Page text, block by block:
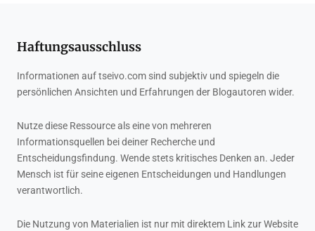
Haftungsausschluss
Informationen auf tseivo.com sind subjektiv und spiegeln die
persönlichen Ansichten und Erfahrungen der Blogautoren wider.
Nutze diese Ressource als eine von mehreren
Informationsquellen bei deiner Recherche und
Entscheidungsfindung. Wende stets kritisches Denken an. Jeder
Mensch ist für seine eigenen Entscheidungen und Handlungen
verantwortlich.
Die Nutzung von Materialien ist nur mit direktem Link zur Website